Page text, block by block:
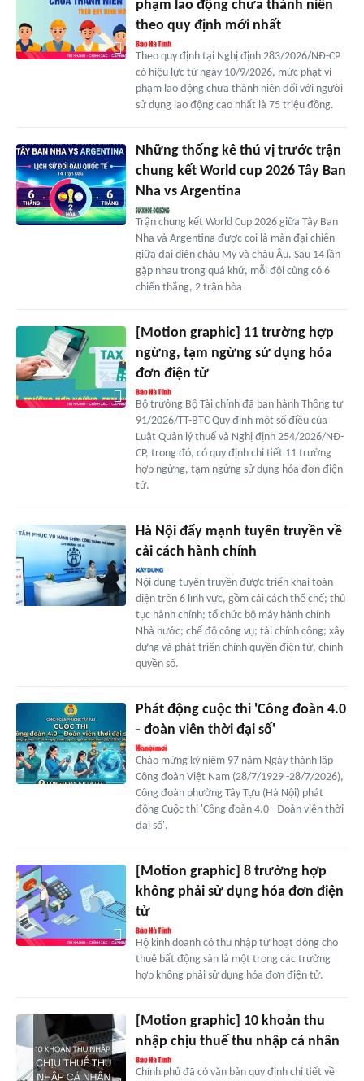
phạm lao động chưa thành niên
theo quy định mới nhất
Theo quy định tại Nghị định 283/2026/NĐ-CP
có hiệu lực từ ngày 10/9/2026, mức phạt vi
phạm lao động chưa thành niên đối với người
sử dụng lao động cao nhất là 75 triệu đồng.
Những thống kê thú vị trước trận
chung kết World cup 2026 Tây Ban
Nha vs Argentina
Trận chung kết World Cup 2026 giữa Tây Ban
Nha và Argentina được coi là màn đại chiến
giữa đại diện châu Mỹ và châu Âu. Sau 14 lần
gặp nhau trong quá khứ, mỗi đội cùng có 6
chiến thắng, 2 trận hòa
[Motion graphic] 11 trường hợp
ngừng, tạm ngừng sử dụng hóa
đơn điện tử
Bộ trưởng Bộ Tài chính đã ban hành Thông tư
91/2026/TT-BTC Quy định một số điều của
Luật Quản lý thuế và Nghị định 254/2026/NĐ-
CP, trong đó, có quy định chi tiết 11 trường
hợp ngừng, tạm ngừng sử dụng hóa đơn điện
tử.
Hà Nội đẩy mạnh tuyên truyền về
cải cách hành chính
Nội dung tuyên truyền được triển khai toàn
diện trên 6 lĩnh vực, gồm cải cách thể chế; thủ
tục hành chính; tổ chức bộ máy hành chính
Nhà nước; chế độ công vụ; tài chính công; xây
dựng và phát triển chính quyền điện tử, chính
quyền số.
Phát động cuộc thi 'Công đoàn 4.0
- đoàn viên thời đại số'
Chào mừng kỷ niệm 97 năm Ngày thành lập
Công đoàn Việt Nam (28/7/1929 -28/7/2026),
Công đoàn phường Tây Tựu (Hà Nội) phát
động Cuộc thi 'Công đoàn 4.0 - Đoàn viên thời
đại số'.
[Motion graphic] 8 trường hợp
không phải sử dụng hóa đơn điện
tử
Hộ kinh doanh có thu nhập từ hoạt động cho
thuê bất động sản là một trong các trường
hợp không phải sử dụng hóa đơn điện tử.
[Motion graphic] 10 khoản thu
nhập chịu thuế thu nhập cá nhân
Chính phủ đã có văn bản quy định chi tiết về